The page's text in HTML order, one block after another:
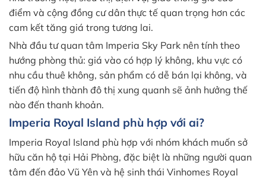
điểm và cộng đồng cư dân thực tế quan trọng hơn các
cam kết tăng giá trong tương lai.
Nhà đầu tư quan tâm Imperia Sky Park nên tính theo
hướng phòng thủ: giá vào có hợp lý không, khu vực có
nhu cầu thuê không, sản phẩm có dễ bán lại không, và
tiến độ hình thành đô thị xung quanh sẽ ảnh hưởng thế
nào đến thanh khoản.
Imperia Royal Island phù hợp với ai?
Imperia Royal Island phù hợp với nhóm khách muốn sở
hữu căn hộ tại Hải Phòng, đặc biệt là những người quan
tâm đến đảo Vũ Yên và hệ sinh thái Vinhomes Royal